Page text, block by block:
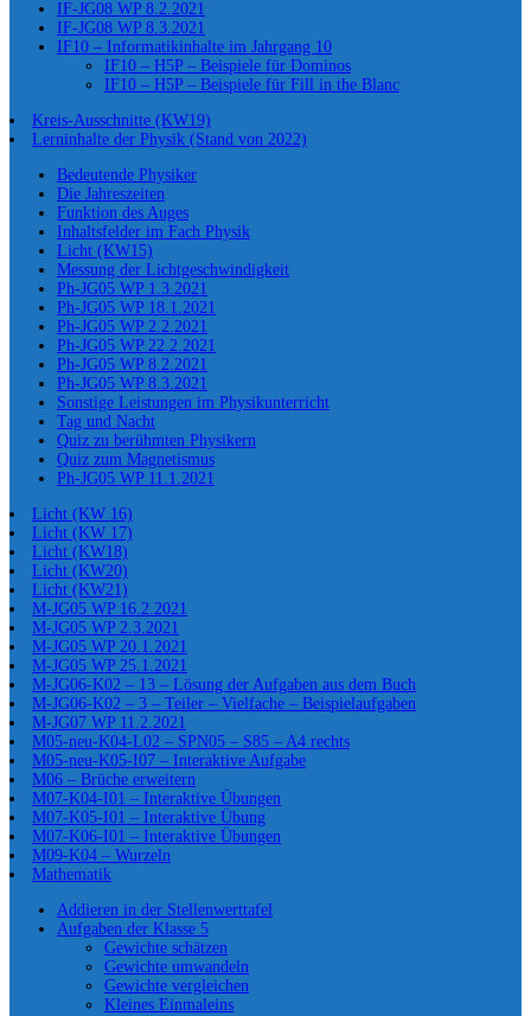
IF-JG08 WP 8.2.2021
IF-JG08 WP 8.3.2021
IF10 – Informatikinhalte im Jahrgang 10
IF10 – H5P – Beispiele für Dominos
IF10 – H5P – Beispiele für Fill in the Blanc
Kreis-Ausschnitte (KW19)
Lerninhalte der Physik (Stand von 2022)
Bedeutende Physiker
Die Jahreszeiten
Funktion des Auges
Inhaltsfelder im Fach Physik
Licht (KW15)
Messung der Lichtgeschwindigkeit
Ph-JG05 WP 1.3.2021
Ph-JG05 WP 18.1.2021
Ph-JG05 WP 2.2.2021
Ph-JG05 WP 22.2.2021
Ph-JG05 WP 8.2.2021
Ph-JG05 WP 8.3.2021
Sonstige Leistungen im Physikunterricht
Tag und Nacht
Quiz zu berühmten Physikern
Quiz zum Magnetismus
Ph-JG05 WP 11.1.2021
Licht (KW 16)
Licht (KW 17)
Licht (KW18)
Licht (KW20)
Licht (KW21)
M-JG05 WP 16.2.2021
M-JG05 WP 2.3.2021
M-JG05 WP 20.1.2021
M-JG05 WP 25.1.2021
M-JG06-K02 – 13 – Lösung der Aufgaben aus dem Buch
M-JG06-K02 – 3 – Teiler – Vielfache – Beispielaufgaben
M-JG07 WP 11.2.2021
M05-neu-K04-L02 – SPN05 – S85 – A4 rechts
M05-neu-K05-I07 – Interaktive Aufgabe
M06 – Brüche erweitern
M07-K04-I01 – Interaktive Übungen
M07-K05-I01 – Interaktive Übung
M07-K06-I01 – Interaktive Übungen
M09-K04 – Wurzeln
Mathematik
Addieren in der Stellenwerttafel
Aufgaben der Klasse 5
Gewichte schätzen
Gewichte umwandeln
Gewichte vergleichen
Kleines Einmaleins